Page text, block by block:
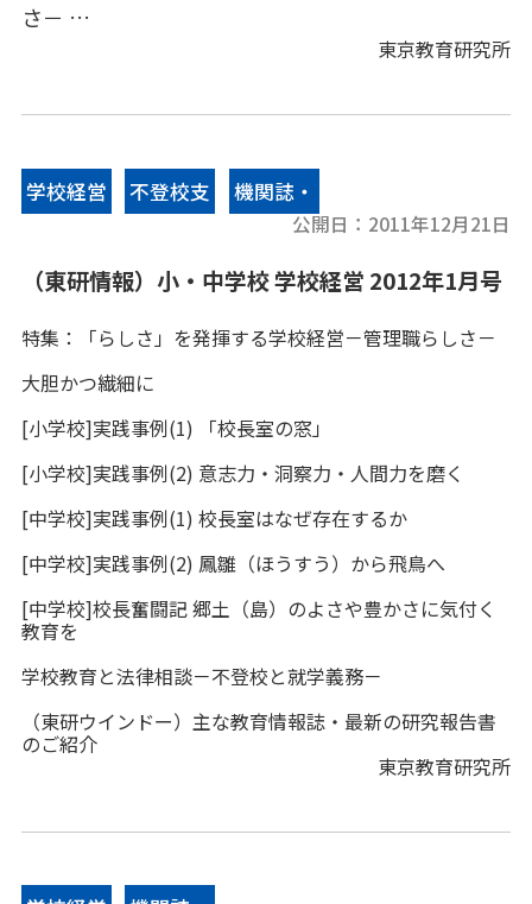
の育成～飛び出せオレンジャー！地域に貢献～
[ICT利活用NOW] ＩＣＴはあくまでも一つの手段
（東研ウインド－） 教育情報誌『Edu News』改
編のご紹介 他
さ－
[小学校]実践事例(1)所属意識・誇りを育む学校づ
くり
[小学校]実践事例(2)学校の出発と特色づくり
[中学校]実践事例(1)環境教育をベースにした地域
での交流活動
[中学校]実践事例(2)元気・活気ある学校づくり～
江戸川一面倒見のよい学校を目指して～
[小学校 校長奮闘記]「元気であること」「すぐに
動けること」を生かして活力を生み出す
東京教育研究所
学校経営
不登校支
機関誌・
情報誌公開日： 2011年12月21日
（東研情報）小・中学校 学校経営 2012年1月号
特集：「らしさ」を発揮する学校経営－管理職らしさ－
大胆かつ繊細に
[小学校]実践事例(1) 「校長室の窓」
[小学校]実践事例(2) 意志力・洞察力・人間力を磨く
[中学校]実践事例(1) 校長室はなぜ存在するか
[中学校]実践事例(2) 鳳雛（ほうすう）から飛鳥へ
[中学校]校長奮闘記 郷土（島）のよさや豊かさに気付く
教育を
学校教育と法律相談－不登校と就学義務－
（東研ウインドー）主な教育情報誌・最新の研究報告書
のご紹介
東京教育研究所